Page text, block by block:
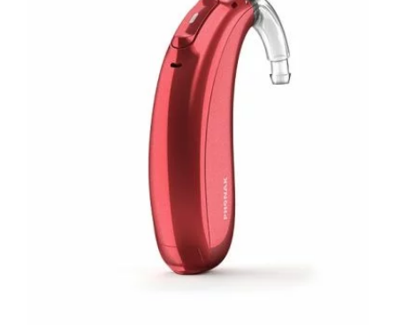
wiele
wariantów.
Opcje
można
wybrać
na
stronie
produktu